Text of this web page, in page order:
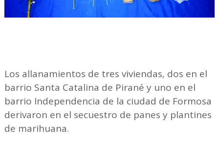
Los allanamientos de tres viviendas, dos en el
barrio Santa Catalina de Pirané y uno en el
barrio Independencia de la ciudad de Formosa
derivaron en el secuestro de panes y plantines
de marihuana.